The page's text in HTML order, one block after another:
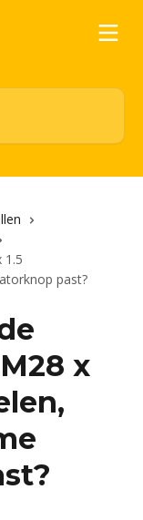
1.5
past?
x